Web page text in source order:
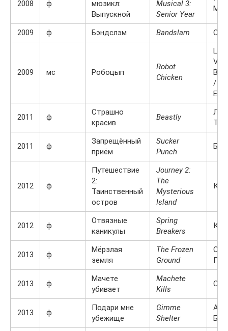
2008 ф
мюзикл:
Выпускной
Musical 3:
Senior Year
2009 ф Бэндслэм Bandslam
2009 мс Робоцып
Robot
Chicken
/
2011 ф
Страшно
красив
Beastly
2011 ф
Запрещённый
приём
Sucker
Punch
2012 ф
Путешествие
2:
Таинственный
остров
Journey 2:
The
Mysterious
Island
2012 ф
Отвязные
каникулы
Spring
Breakers
2013 ф
Мёрзлая
земля
The Frozen
Ground
2013 ф
Мачете
убивает
Machete
Kills
2013 ф
Подари мне
убежище
Gimme
Shelter